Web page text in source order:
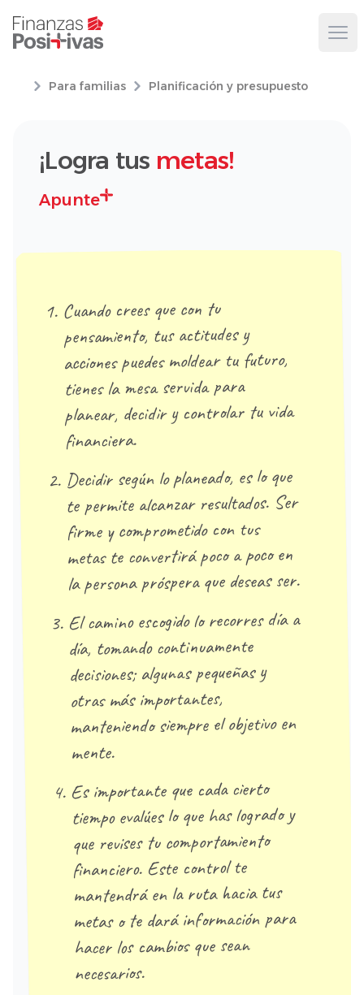
Para familias Planificación y presupuesto
¡Logra tus metas!
Apunte
Cuando crees que con tu
pensamiento, tus actitudes y
acciones puedes moldear tu futuro,
tienes la mesa servida para
planear, decidir y controlar tu vida
financiera.
Decidir según lo planeado, es lo que
te permite alcanzar resultados. Ser
firme y comprometido con tus
metas te convertirá poco a poco en
la persona próspera que deseas ser.
El camino escogido lo recorres día a
día, tomando continuamente
decisiones; algunas pequeñas y
otras más importantes,
manteniendo siempre el objetivo en
mente.
Es importante que cada cierto
tiempo evalúes lo que has logrado y
que revises tu comportamiento
financiero. Este control te
mantendrá en la ruta hacia tus
metas o te dará información para
hacer los cambios que sean
necesarios.